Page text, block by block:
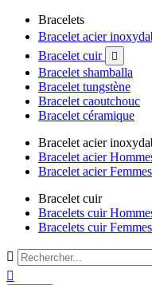
Bracelets
Bracelet acier
Bracelet cuir 
Bracelet shamballa
Bracelet tungstène
Bracelet caoutchouc
Bracelet céramique
Bracelet acier
Bracelet acier
Bracelet acier Femmes
Bracelet cuir
Bracelets cuir
Bracelets cuir Femmes

